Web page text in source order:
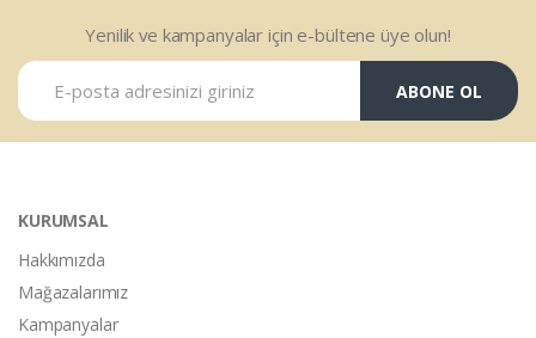
Yenilik ve kampanyalar için e-bültene üye olun!
ABONE OL
KURUMSAL
Hakkımızda
Mağazalarımız
Kampanyalar